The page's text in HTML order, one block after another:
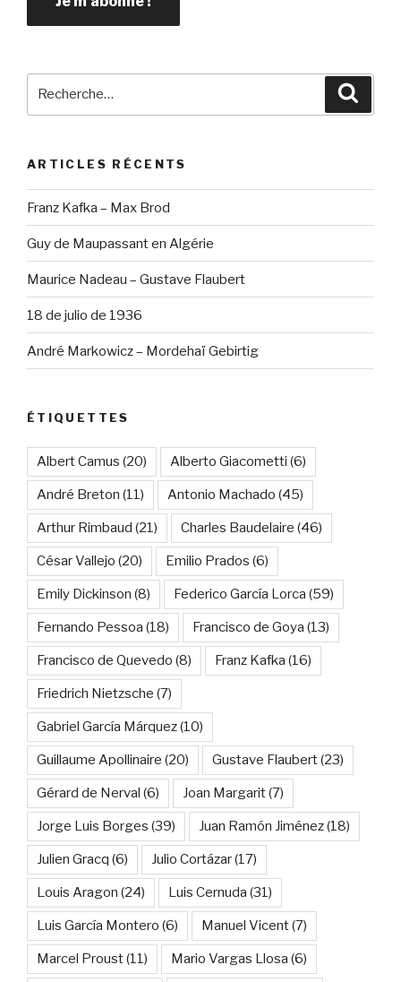
ARTICLES RÉCENTS
Franz Kafka – Max Brod
Guy de Maupassant en Algérie
Maurice Nadeau – Gustave Flaubert
18 de julio de 1936
André Markowicz – Mordehaï Gebirtig
ÉTIQUETTES
Albert Camus (20) Alberto Giacometti (6)
André Breton (11) Antonio Machado (45)
Arthur Rimbaud (21) Charles Baudelaire (46)
César Vallejo (20) Emilio Prados (6)
Emily Dickinson (8) Federico García Lorca (59)
Fernando Pessoa (18) Francisco de Goya (13)
Francisco de Quevedo (8) Franz Kafka (16)
Friedrich Nietzsche (7)
Gabriel García Márquez(10)
Guillaume Apollinaire (20) Gustave Flaubert(23)
Gérard de Nerval (6) Joan Margarit(7)
Jorge Luis Borges (39) Juan Ramón Jiménez(18)
Julien Gracq (6) Julio Cortázar(17)
Louis Aragon (24) Luis Cernuda (31)
Luis García Montero (6) Manuel Vicent(7)
Marcel Proust(11) Mario Vargas Llosa (6)